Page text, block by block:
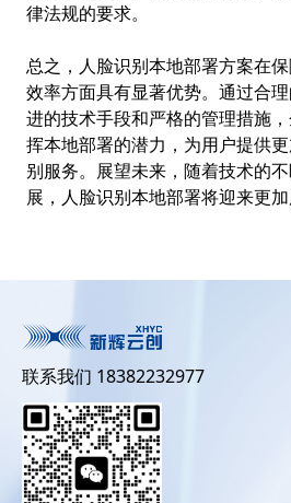
律法规的要求。
总之，人脸识别本地部署方案在
效率方面具有显著优势。通过合
进的技术手段和严格的管理措施
挥本地部署的潜力，为用户提供
别服务。展望未来，随着技术的
展，人脸识别本地部署将迎来更加
联系我们 18382232977